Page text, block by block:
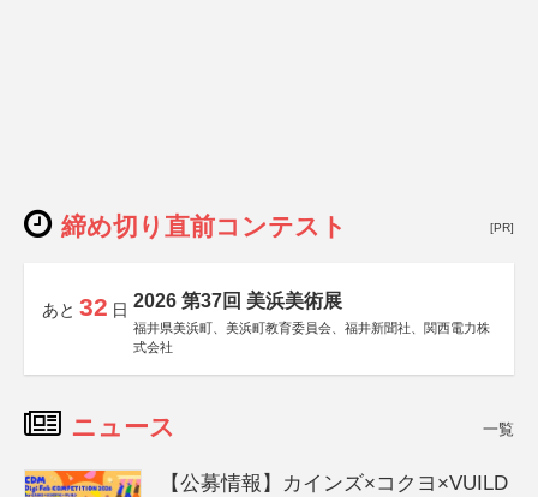
締め切り直前コンテスト [PR]
あと 32 日 2026 第37回 美浜美術展
福井県美浜町、美浜町教育委員会、福井新聞社、関西電力株
式会社
ニュース 一覧
【公募情報】カインズ×コクヨ×VUILD